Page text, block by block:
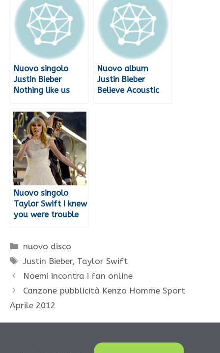
Nuovo singolo
Justin Bieber
Nothing like us
Nuovo album
Justin Bieber
Believe Acoustic
Nuovo singolo
Taylor Swift I knew
you were trouble
Categorie
nuovo disco
Tag
Justin Bieber, Taylor Swift
Noemi incontra i fan online
Canzone pubblicità Kenzo Homme Sport
Aprile 2012